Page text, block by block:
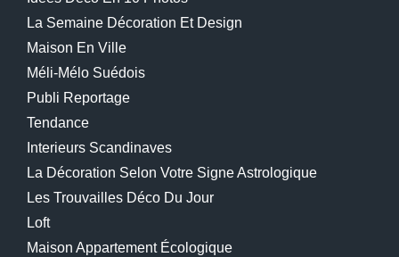
La Semaine Décoration Et Design
Maison En Ville
Méli-Mélo Suédois
Publi Reportage
Tendance
Interieurs Scandinaves
La Décoration Selon Votre Signe Astrologique
Les Trouvailles Déco Du Jour
Loft
Maison Appartement Écologique